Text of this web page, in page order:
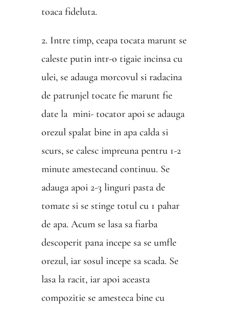
toaca fideluta.
2. Intre timp, ceapa tocata marunt se
caleste putin intr-o tigaie incinsa cu
ulei, se adauga morcovul si radacina
de patrunjel tocate fie marunt fie
date la mini- tocator apoi se adauga
orezul spalat bine in apa calda si
scurs, se calesc impreuna pentru 1-2
minute amestecand continuu. Se
adauga apoi 2-3 linguri pasta de
tomate si se stinge totul cu 1 pahar
de apa. Acum se lasa sa fiarba
descoperit pana incepe sa se umfle
orezul, iar sosul incepe sa scada. Se
lasa la racit, iar apoi aceasta
compozitie se amesteca bine cu